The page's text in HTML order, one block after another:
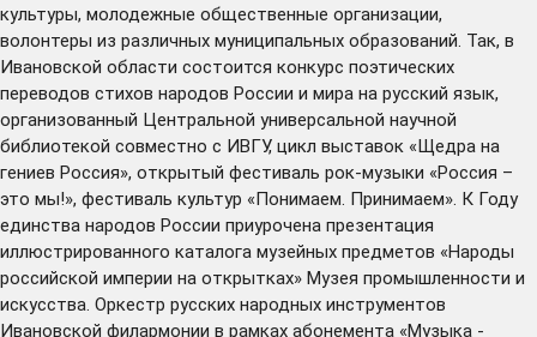
культуры, молодежные общественные организации,
волонтеры из различных муниципальных образований. Так, в
Ивановской области состоится конкурс поэтических
переводов стихов народов России и мира на русский язык,
организованный Центральной универсальной научной
библиотекой совместно с ИВГУ, цикл выставок «Щедра на
гениев Россия», открытый фестиваль рок-музыки «Россия –
это мы!», фестиваль культур «Понимаем. Принимаем». К Году
единства народов России приурочена презентация
иллюстрированного каталога музейных предметов «Народы
российской империи на открытках» Музея промышленности и
искусства. Оркестр русских народных инструментов
Ивановской филармонии в рамках абонемента «Музыка -